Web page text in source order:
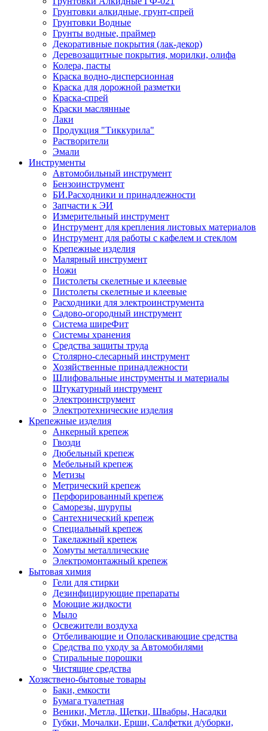
Грунтовки алкидные, грунт-спрей
Грунтовки Водные
Грунты водные, праймер
Декоративные покрытия (лак-декор)
Деревозащитные покрытия, морилки, олифа
Колера, пасты
Краска водно-дисперсионная
Краска для дорожной разметки
Краска-спрей
Краски маслянные
Лаки
Продукция "Тиккурила"
Растворители
Эмали
Инструменты
Автомобильный инструмент
Бензоинструмент
БИ.Расходники и принадлежности
Запчасти к ЭИ
Измерительный инструмент
Инструмент для крепления листовых материалов
Инструмент для работы с кафелем и стеклом
Крепежные изделия
Малярный инструмент
Ножи
Пистолеты скелетные и клеевые
Пистолеты скелетные и клеевые
Расходники для электроинструмента
Садово-огородный инструмент
Система ширеФит
Системы хранения
Средства защиты труда
Столярно-слесарный инструмент
Хозяйственные принадлежности
Шлифовальные инструменты и материалы
Штукатурный инструмент
Электроинструмент
Электротехнические изделия
Крепежные изделия
Анкерный крепеж
Гвозди
Дюбельный крепеж
Мебельный крепеж
Метизы
Метрический крепеж
Перфорированный крепеж
Саморезы, шурупы
Сантехнический крепеж
Специальный крепеж
Такелажный крепеж
Хомуты металлические
Электромонтажный крепеж
Бытовая химия
Гели для стирки
Дезинфицирующие препараты
Моющие жидкости
Мыло
Освежители воздуха
Отбеливающие и Ополаскивающие средства
Средства по уходу за Автомобилями
Стиральные порошки
Чистящие средства
Хозяствено-бытовые товары
Баки, емкости
Бумага туалетная
Веники, Метла, Щетки, Швабры, Насадки
Губки, Мочалки, Ерши, Салфетки д/уборки,